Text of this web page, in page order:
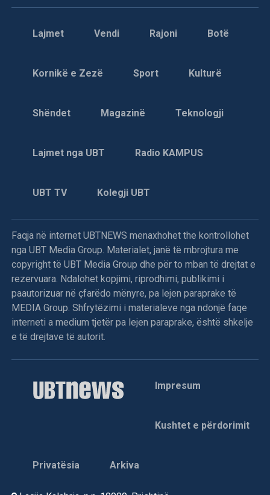
Lajmet Vendi Rajoni Botë
Kornikë e Zezë Sport Kulturë
Shëndet Magazinë Teknologji
Lajmet nga UBT Radio KAMPUS
UBT TV Kolegji UBT
Faqja në internet UBTNEWS menaxhohet the kontrollohet
nga UBT Media Group. Materialet, janë të mbrojtura me
copyright të UBT Media Group dhe për to mban të drejtat e
rezervuara. Ndalohet kopjimi, riprodhimi, publikimi i
paautorizuar në çfarëdo mënyre, pa lejen paraprake të
MEDIA Group. Shfrytëzimi i materialeve nga ndonjë faqe
interneti a medium tjetër pa lejen paraprake, është shkelje
e të drejtave të autorit.
Impresum
Kushtet e përdorimit
Privatësia Arkiva